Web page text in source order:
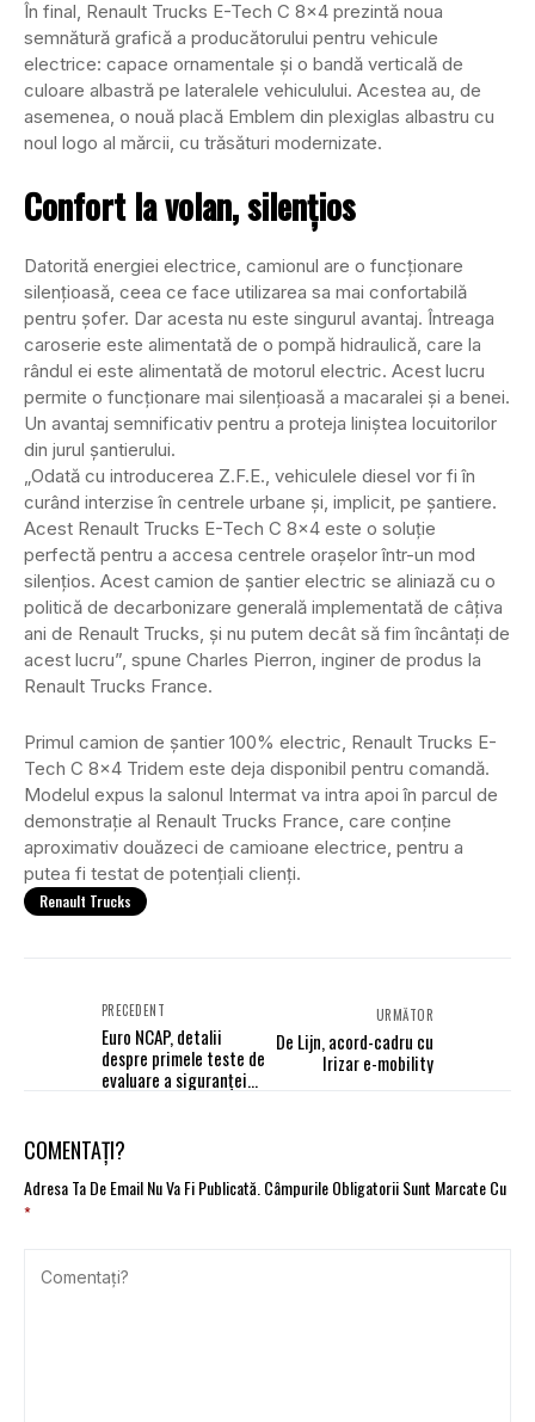
În final, Renault Trucks E-Tech C 8×4 prezintă noua
semnătură grafică a producătorului pentru vehicule
electrice: capace ornamentale și o bandă verticală de
culoare albastră pe lateralele vehiculului. Acestea au, de
asemenea, o nouă placă Emblem din plexiglas albastru cu
noul logo al mărcii, cu trăsături modernizate.
Confort la volan, silențios
Datorită energiei electrice, camionul are o funcționare
silențioasă, ceea ce face utilizarea sa mai confortabilă
pentru șofer. Dar acesta nu este singurul avantaj. Întreaga
caroserie este alimentată de o pompă hidraulică, care la
rândul ei este alimentată de motorul electric. Acest lucru
permite o funcționare mai silențioasă a macaralei și a benei.
Un avantaj semnificativ pentru a proteja liniștea locuitorilor
din jurul șantierului.
„Odată cu introducerea Z.F.E., vehiculele diesel vor fi în
curând interzise în centrele urbane și, implicit, pe șantiere.
Acest Renault Trucks E-Tech C 8×4 este o soluție
perfectă pentru a accesa centrele orașelor într-un mod
silențios. Acest camion de șantier electric se aliniază cu o
politică de decarbonizare generală implementată de câțiva
ani de Renault Trucks, și nu putem decât să fim încântați de
acest lucru”, spune Charles Pierron, inginer de produs la
Renault Trucks France.
Primul camion de șantier 100% electric, Renault Trucks E-
Tech C 8×4 Tridem este deja disponibil pentru comandă.
Modelul expus la salonul Intermat va intra apoi în parcul de
demonstrație al Renault Trucks France, care conține
aproximativ douăzeci de camioane electrice, pentru a
putea fi testat de potențiali clienți.
Renault Trucks
PRECEDENT
Euro NCAP, detalii
despre primele teste de
evaluare a siguranței
URMĂTOR
De Lijn, acord-cadru cu
Irizar e-mobility
COMENTAȚI?
Adresa Ta De Email Nu Va Fi Publicată. Câmpurile Obligatorii Sunt Marcate Cu
*